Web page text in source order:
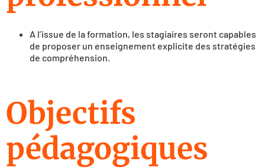
A l’issue de la formation, les stagiaires seront capables
de proposer un enseignement explicite des stratégies
de compréhension.
Objectifs
pédagogiques